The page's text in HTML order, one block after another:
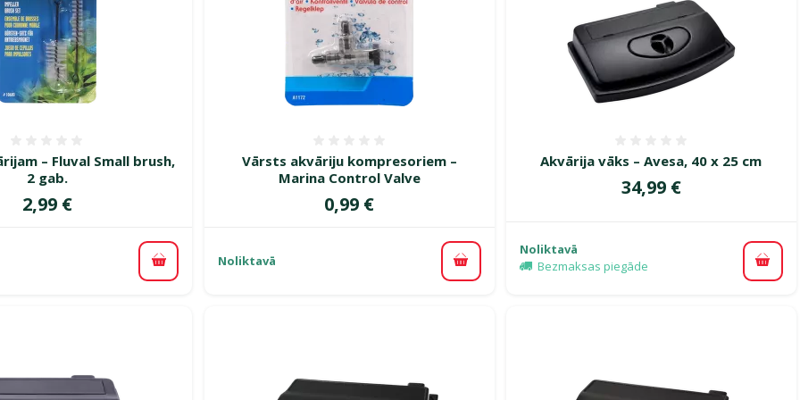
– Fluval Small brush,
2 gab.
Cena
2,99 €
Pievienot grozam
Vārsts akvāriju kompresoriem –
Marina Control Valve
Cena
0,99 €
Noliktavā Pievienot grozam
Akvārija vāks – Avesa, 40 x 25 cm
Cena
34,99 €
Noliktavā
Bezmaksas piegāde